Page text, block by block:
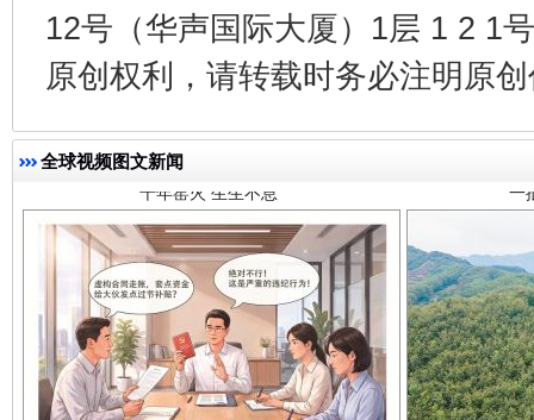
12号（华声国际大厦）1层 1 2 1
原创权利，请转载时务必注明原
全球视频图文新闻
揭开“小金库”的免责幌子